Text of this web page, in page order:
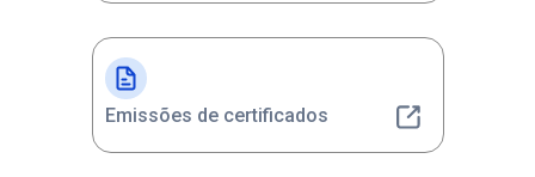
Emissões de certificados